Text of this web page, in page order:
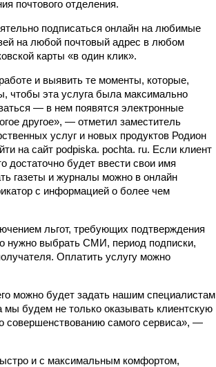
почтового отделения.
подписаться онлайн на любимые
на любой почтовый адрес в любом
карты «в один клик».
и выявить те моменты, которые,
чтобы эта услуга была максимально
— в нем появятся электронные
другое», — отметил заместитель
услуг и новых продуктов Родион
на сайт podpiska. pochta. ru. Если клиент
достаточно будет ввести свои имя
газеты и журналы можно в онлайн
с информацией о более чем
льгот, требующих подтверждения
нужно выбрать СМИ, период подписки,
Оплатить услугу можно
можно будет задать нашим специалистам
мы будем не только оказывать клиентскую
совершенствованию самого сервиса», —
и с максимальным комфортом,